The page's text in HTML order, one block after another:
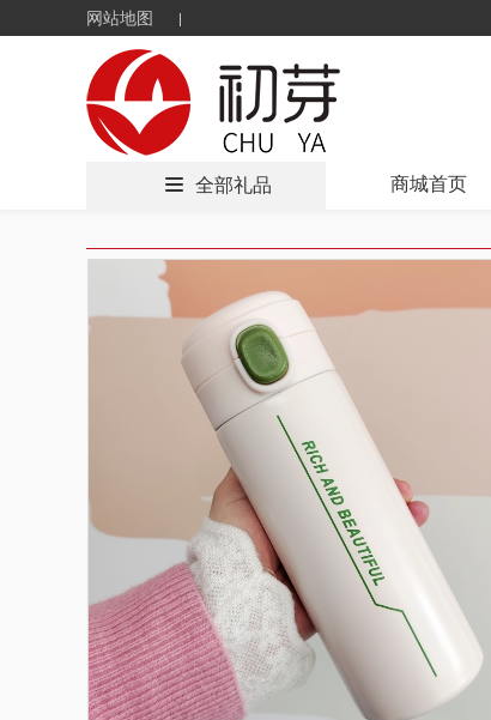
网站地图
全部礼品 商城首页